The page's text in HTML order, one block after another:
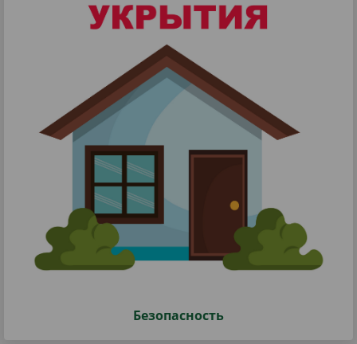
Безопасность